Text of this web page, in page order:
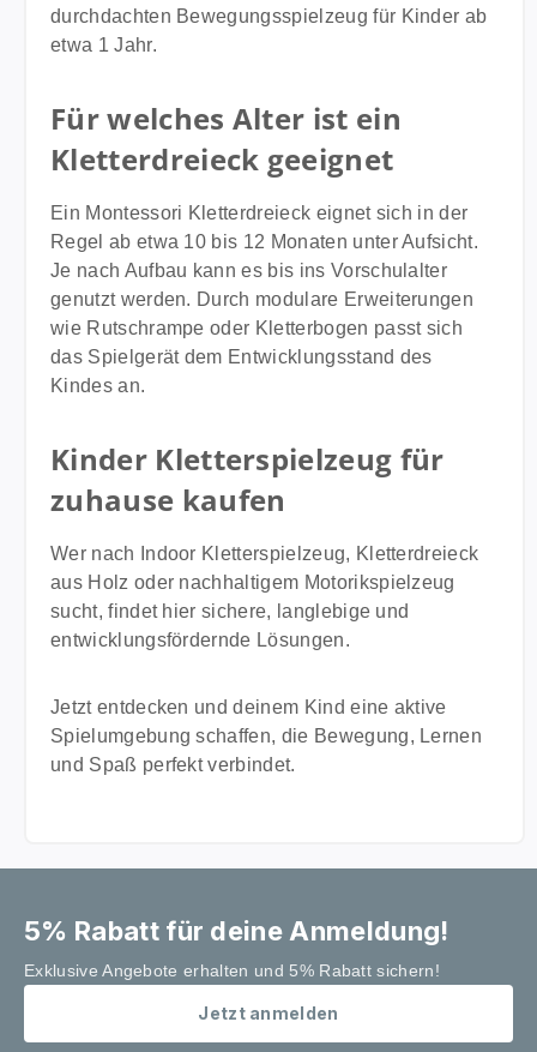
durchdachten Bewegungsspielzeug für Kinder ab
etwa 1 Jahr.
Für welches Alter ist ein
Kletterdreieck geeignet
Ein Montessori Kletterdreieck eignet sich in der
Regel ab etwa 10 bis 12 Monaten unter Aufsicht.
Je nach Aufbau kann es bis ins Vorschulalter
genutzt werden. Durch modulare Erweiterungen
wie Rutschrampe oder Kletterbogen passt sich
das Spielgerät dem Entwicklungsstand des
Kindes an.
Kinder Kletterspielzeug für
zuhause kaufen
Wer nach Indoor Kletterspielzeug, Kletterdreieck
aus Holz oder nachhaltigem Motorikspielzeug
sucht, findet hier sichere, langlebige und
entwicklungsfördernde Lösungen.
Jetzt entdecken und deinem Kind eine aktive
Spielumgebung schaffen, die Bewegung, Lernen
und Spaß perfekt verbindet.
5% Rabatt für deine Anmeldung!
Exklusive Angebote erhalten und 5% Rabatt sichern!
Jetzt anmelden